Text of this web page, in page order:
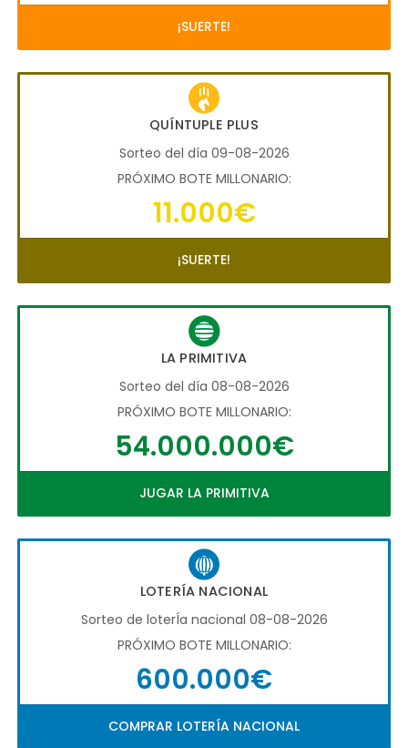
¡SUERTE!
QUÍNTUPLE PLUS
Sorteo del día 09-08-2026
PRÓXIMO BOTE MILLONARIO:
11.000€
¡SUERTE!
LA PRIMITIVA
Sorteo del día 08-08-2026
PRÓXIMO BOTE MILLONARIO:
54.000.000€
JUGAR LA PRIMITIVA
LOTERÍA NACIONAL
Sorteo de loterÍa nacional 08-08-2026
PRÓXIMO BOTE MILLONARIO:
600.000€
COMPRAR LOTERÍA NACIONAL